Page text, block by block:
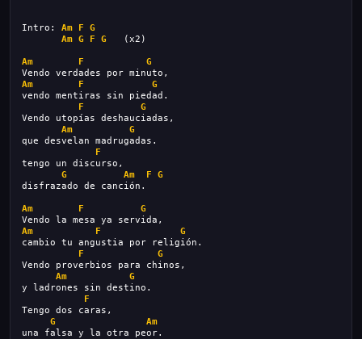
Intro: Am F
G
Am G F G (x2)
Am F
G
Vendo verdades por minuto,
Am
F
G
vendo mentiras sin piedad.
F
G
Vendo utopías deshauciadas,
Am
G
que desvelan madrugadas.
F
tengo un discurso,
G
Am F
G
disfrazado de canción.
Am F
G
Vendo la mesa ya servida,
Am
F
G
cambio tu angustia por religión.
F
G
Vendo proverbios para chinos,
Am
G
y ladrones sin destino.
F
Tengo dos caras,
G
Am
una falsa y la otra peor.